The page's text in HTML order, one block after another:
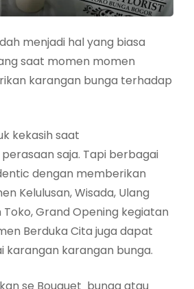
menjadi hal yang biasa
saat momen momen
karangan bunga terhadap
kekasih saat
saja. Tapi berbagai
dengan memberikan
Kelulusan, Wisada, Ulang
Toko, Grand Opening kegiatan
Berduka Cita juga dapat
karangan karangan bunga.